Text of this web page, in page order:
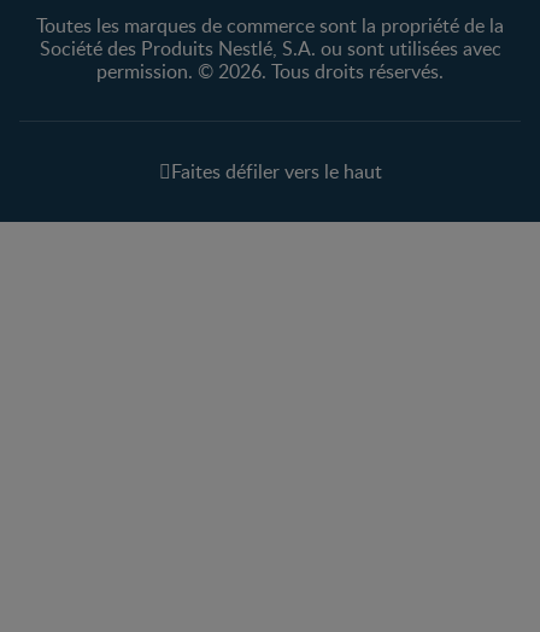
Toutes les marques de commerce sont la propriété de la
Société des Produits Nestlé, S.A. ou sont utilisées avec
permission. © 2026. Tous droits réservés.
Faites défiler vers le haut